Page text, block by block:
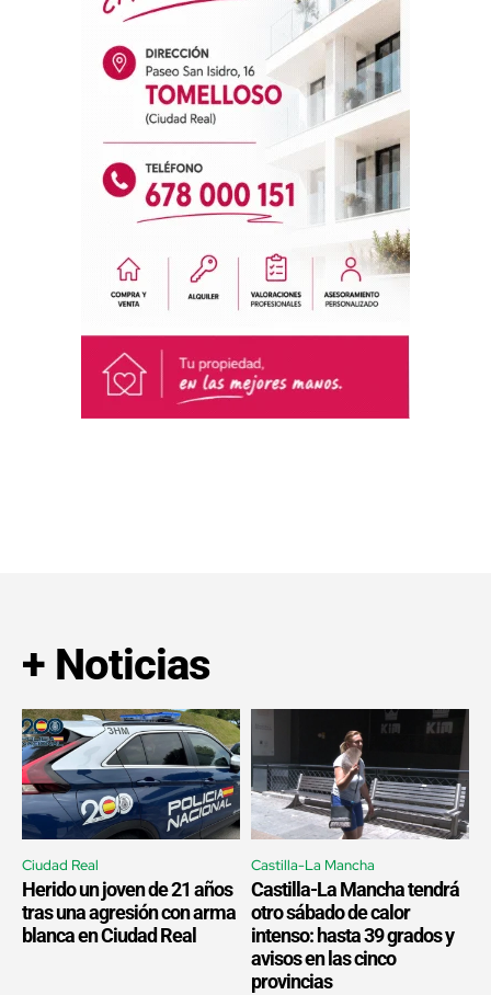
+ Noticias
Ciudad Real
Herido un joven de 21 años
tras una agresión con arma
blanca en Ciudad Real
Castilla-La Mancha
Castilla-La Mancha tendrá
otro sábado de calor
intenso: hasta 39 grados y
avisos en las cinco
provincias